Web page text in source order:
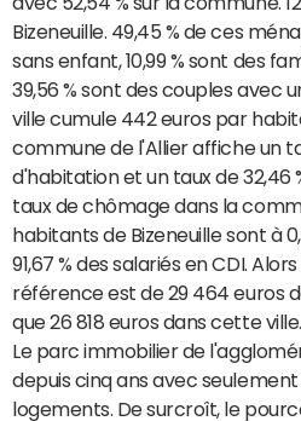
Bizeneuille. 49,45 % de ces
sans enfant, 10,99 % sont des
39,56 % sont des couples avec
ville cumule 442 euros par
commune de l'Allier affiche un
d'habitation et un taux de 32,46
taux de chômage dans la
habitants de Bizeneuille sont à
91,67 % des salariés en CDI.
référence est de 29 464 euros
que 26 818 euros dans cette ville.
Le parc immobilier de
depuis cinq ans avec seulement
logements. De surcroît, le